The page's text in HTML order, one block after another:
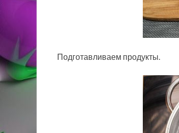
Подготавливаем продукты.